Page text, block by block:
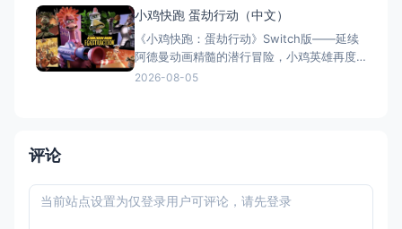
持跨平台联机与全区中文，2025年11月5日
全平台发售，Switch港服约73
小鸡快跑 蛋劫行动（中文）
《小鸡快跑：蛋劫行动》Switch版——延续
阿德曼动画精髓的潜行冒险，小鸡英雄再度
集结 游戏类型：动作冒险类（潜行 × 动作平
2026-08-05
评论